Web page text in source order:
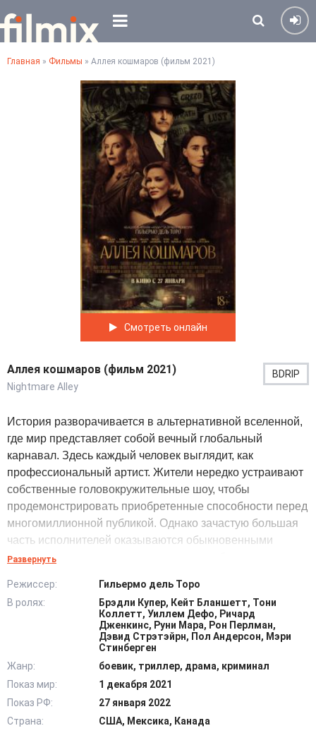
Главная » Фильмы » Аллея кошмаров (фильм 2021)
Смотреть онлайн
Аллея кошмаров (фильм 2021)
Nightmare Alley
BDRIP
История разворачивается в альтернативной вселенной,
где мир представляет собой вечный глобальный
карнавал. Здесь каждый человек выглядит, как
профессиональный артист. Жители нередко устраивают
собственные головокружительные шоу, чтобы
продемонстрировать приобретенные способности перед
многомиллионной публикой. Однако зачастую большая
часть исполнителей оказываются обыкновенными
мошенниками, которые на самом деле обманывают
действительно когда-то давно считался перспективным
артистом.
Обаятельный парень грезил о невероятной
популярности и славе, но постепенно осознавал, что
талант по непонятным причинам рассеивался. Сейчас
скрытный аферист, обладающий даром манипулировать
наивными людьми, с помощью хорошо отработанных
приемов, представляется, как первоклассный телепат и
Развернуть
Режиссер:
Гильермо дель Торо
В ролях:
Брэдли Купер, Кейт Бланшетт, Тони
Коллетт, Уиллем Дефо, Ричард
Дженкинс, Руни Мара, Рон Перлман,
Дэвид Стрэтэйрн, Пол Андерсон, Мэри
Стинберген
Жанр:
боевик, триллер, драма, криминал
Показ мир:
1 декабря 2021
Показ РФ:
27 января 2022
Страна:
США, Мексика, Канада